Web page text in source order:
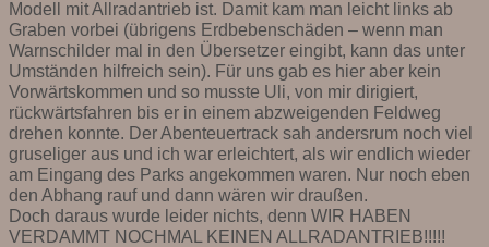
Modell mit Allradantrieb ist. Damit kam man leicht links ab
Graben vorbei (übrigens Erdbebenschäden – wenn man
Warnschilder mal in den Übersetzer eingibt, kann das unter
Umständen hilfreich sein). Für uns gab es hier aber kein
Vorwärtskommen und so musste Uli, von mir dirigiert,
rückwärtsfahren bis er in einem abzweigenden Feldweg
drehen konnte. Der Abenteuertrack sah andersrum noch viel
gruseliger aus und ich war erleichtert, als wir endlich wieder
am Eingang des Parks angekommen waren. Nur noch eben
den Abhang rauf und dann wären wir draußen.
Doch daraus wurde leider nichts, denn WIR HABEN
VERDAMMT NOCHMAL KEINEN ALLRADANTRIEB!!!!!